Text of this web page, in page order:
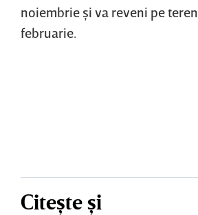
noiembrie şi va reveni pe
februarie.
Citește și